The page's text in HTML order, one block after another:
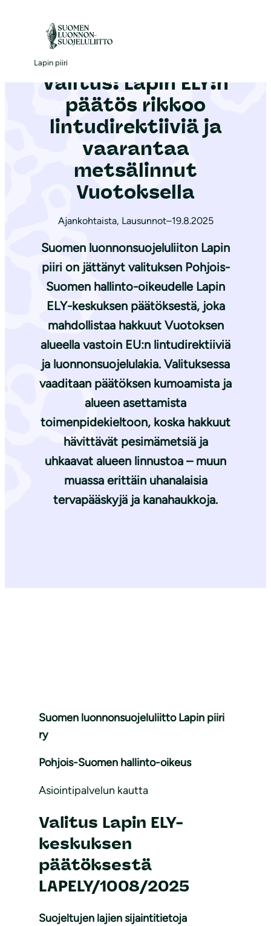
Lapin piiri
Etusivu|Ajankohtaista
Valitus: Lapin ELY:n
päätös rikkoo
lintudirektiiviä ja
vaarantaa
metsälinnut
Vuotoksella
Ajankohtaista, Lausunnot–19.8.2025
Suomen luonnonsuojeluliiton Lapin
piiri on jättänyt valituksen Pohjois-
Suomen hallinto-oikeudelle Lapin
ELY-keskuksen päätöksestä, joka
mahdollistaa hakkuut Vuotoksen
alueella vastoin EU:n lintudirektiiviä
ja luonnonsuojelulakia. Valituksessa
vaaditaan päätöksen kumoamista ja
alueen asettamista
toimenpidekieltoon, koska hakkuut
hävittävät pesimämetsiä ja
uhkaavat alueen linnustoa – muun
muassa erittäin uhanalaisia
tervapääskyjä ja kanahaukkoja.
Suomen luonnonsuojeluliitto Lapin piiri
ry
Pohjois-Suomen hallinto-oikeus
Asiointipalvelun kautta
Valitus Lapin ELY-
keskuksen
päätöksestä
LAPELY/1008/2025
Suojeltujen lajien sijaintitietoja